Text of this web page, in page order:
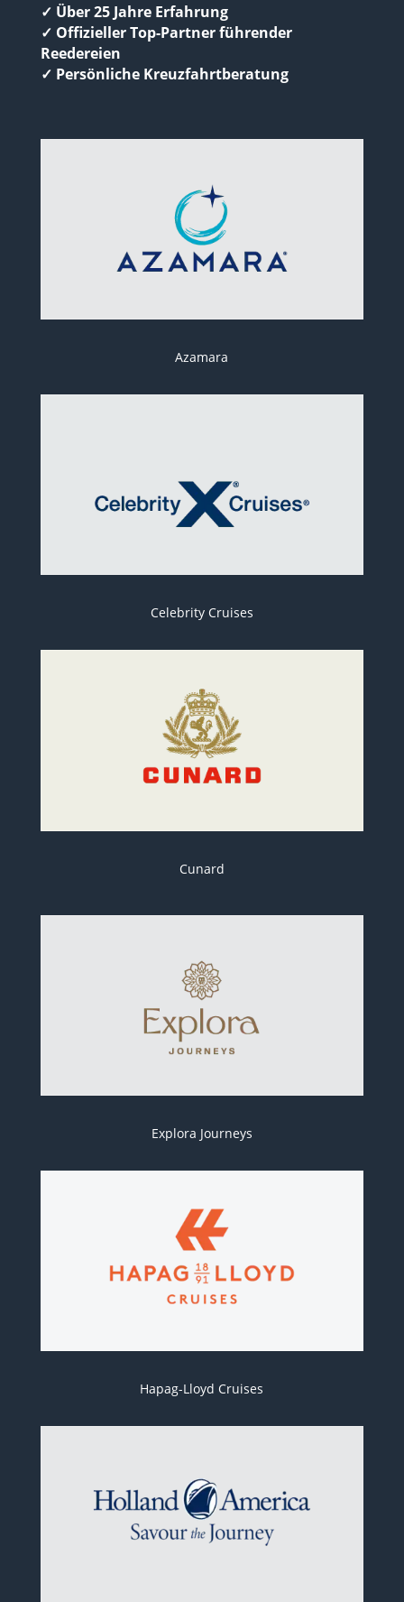
✓ Über 25 Jahre Erfahrung
✓ Offizieller Top-Partner führender
Reedereien
✓ Persönliche Kreuzfahrtberatung
Azamara
Celebrity Cruises
Cunard
Explora Journeys
Hapag-Lloyd Cruises